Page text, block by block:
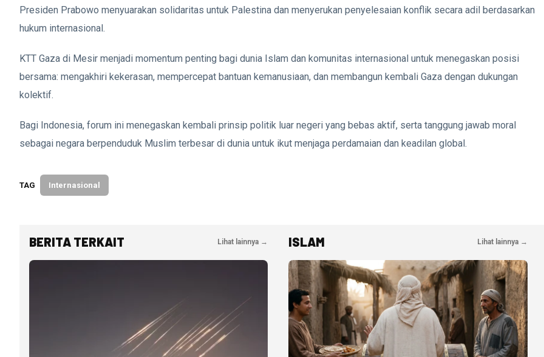
Presiden Prabowo menyuarakan solidaritas untuk Palestina dan menyerukan penyelesaian konflik secara adil berdasarkan
hukum internasional.
KTT Gaza di Mesir menjadi momentum penting bagi dunia Islam dan komunitas internasional untuk menegaskan posisi
bersama: mengakhiri kekerasan, mempercepat bantuan kemanusiaan, dan membangun kembali Gaza dengan dukungan
kolektif.
Bagi Indonesia, forum ini menegaskan kembali prinsip politik luar negeri yang bebas aktif, serta tanggung jawab moral
sebagai negara berpenduduk Muslim terbesar di dunia untuk ikut menjaga perdamaian dan keadilan global.
TAG Internasional
BERITA TERKAIT Lihat lainnya → ISLAM Lihat lainnya →